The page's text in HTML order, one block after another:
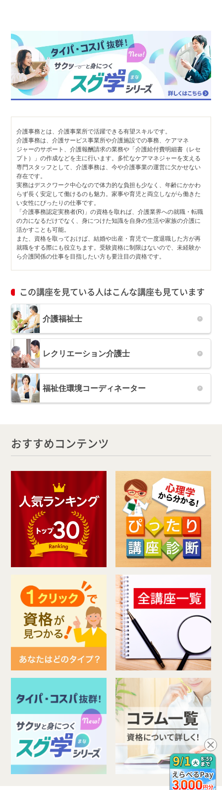
介護事務とは、介護事業所で活躍できる有望スキルです。
介護事務は、介護サービス事業所や介護施設での事務、ケアマネ
ジャーのサポート、介護報酬請求の業務や「介護給付費明細書（レセ
プト）」の作成などを主に行います。多忙なケアマネジャーを支える
専門スタッフとして、介護事務は、今や介護事業の運営に欠かせない
存在です。
実務はデスクワーク中心なので体力的な負担も少なく、年齢にかかわ
らず長く安定して働けるのも魅力。家事や育児と両立しながら働きた
い女性にぴったりの仕事です。
「介護事務認定実務者(R)」の資格を取れば、介護業界への就職・転職
の力になるだけでなく、身につけた知識を自身の生活や家族の介護に
活かすことも可能。
また、資格を取っておけば、結婚や出産・育児で一度退職した方が再
就職をする際にも役立ちます。受験資格に制限はないので、未経験か
ら介護関係の仕事を目指したい方も要注目の資格です。
この講座を見ている人はこんな講座も見ています
介護福祉士
レクリエーション介護士
福祉住環境コーディネーター
おすすめコンテンツ